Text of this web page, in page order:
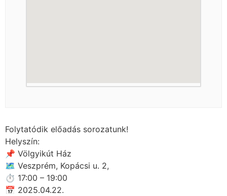
Folytatódik előadás sorozatunk!
Helyszín:
📌 Völgyikút Ház
🗺 Veszprém, Kopácsi u. 2,
⏱ 17:00 – 19:00
📅 2025.04.22.